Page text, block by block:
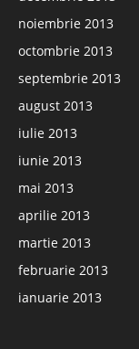
noiembrie 2013
octombrie 2013
septembrie 2013
august 2013
iulie 2013
iunie 2013
mai 2013
aprilie 2013
martie 2013
februarie 2013
ianuarie 2013